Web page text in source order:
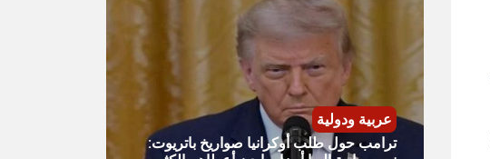
عربية ودولية
ترامب حول طلب أوكرانيا صواريخ باتريوت: